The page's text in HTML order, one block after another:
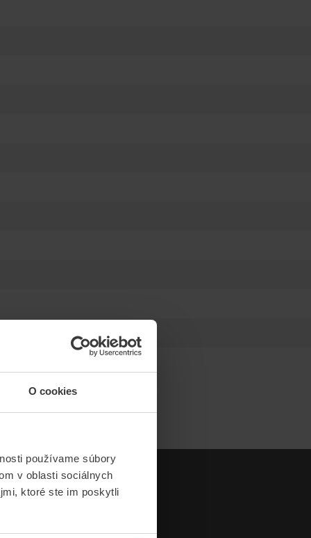
O cookies
používame súbory
v oblasti sociálnych
ktoré ste im poskytli